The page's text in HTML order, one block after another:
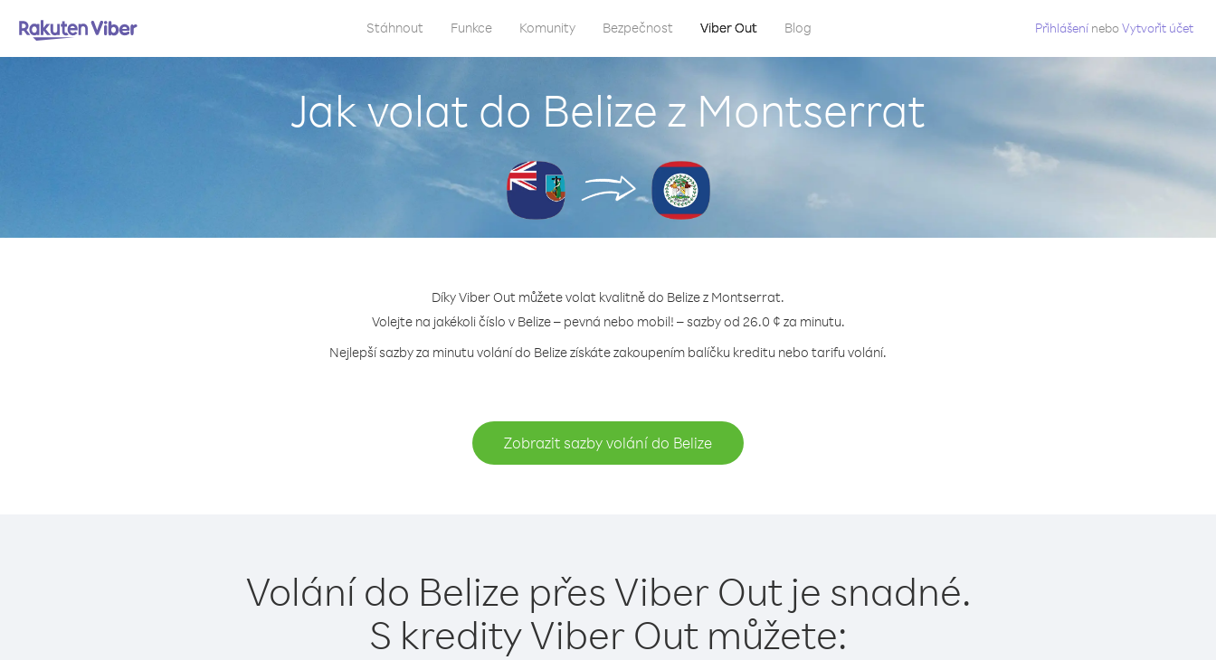
Stáhnout Funkce Komunity Bezpečnost Viber Out Blog Přihlášení neboVytvořit účet
Jak volat do Belize z Montserrat
Díky Viber Out můžete volat kvalitně do Belize z Montserrat.
Volejte na jakékoli číslo v Belize – pevná nebo mobil! – sazby od 26.0 ¢ za minutu.
Nejlepší sazby za minutu volání do Belize získáte zakoupením balíčku kreditu nebo tarifu volání.
Zobrazit sazby volání do Belize
Volání do Belize přes Viber Out je snadné.
S kredity Viber Out můžete: